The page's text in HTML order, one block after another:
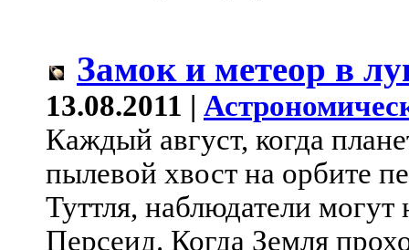
Замок и метеор в
13.08.2011 |
Каждый август, когда
пылевой хвост на орбите
Туттля, наблюдатели
Персеид. Когда Земля